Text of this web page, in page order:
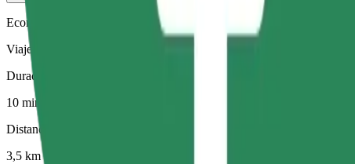
Economy
Viajes asequibles en coches estándar
Duración estimada del viaje
10 min
Distancia estimada
3,5 km